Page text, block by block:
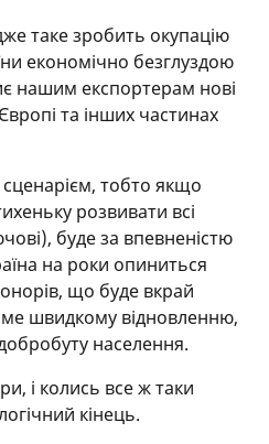
таке зробить окупацію
економічно безглуздою
нашим експортерам нові
та інших частинах
тобто якщо
розвивати всі
буде за впевненістю
на роки опиниться
що буде вкрай
швидкому відновленню,
населення.
і колись все ж таки
кінець.